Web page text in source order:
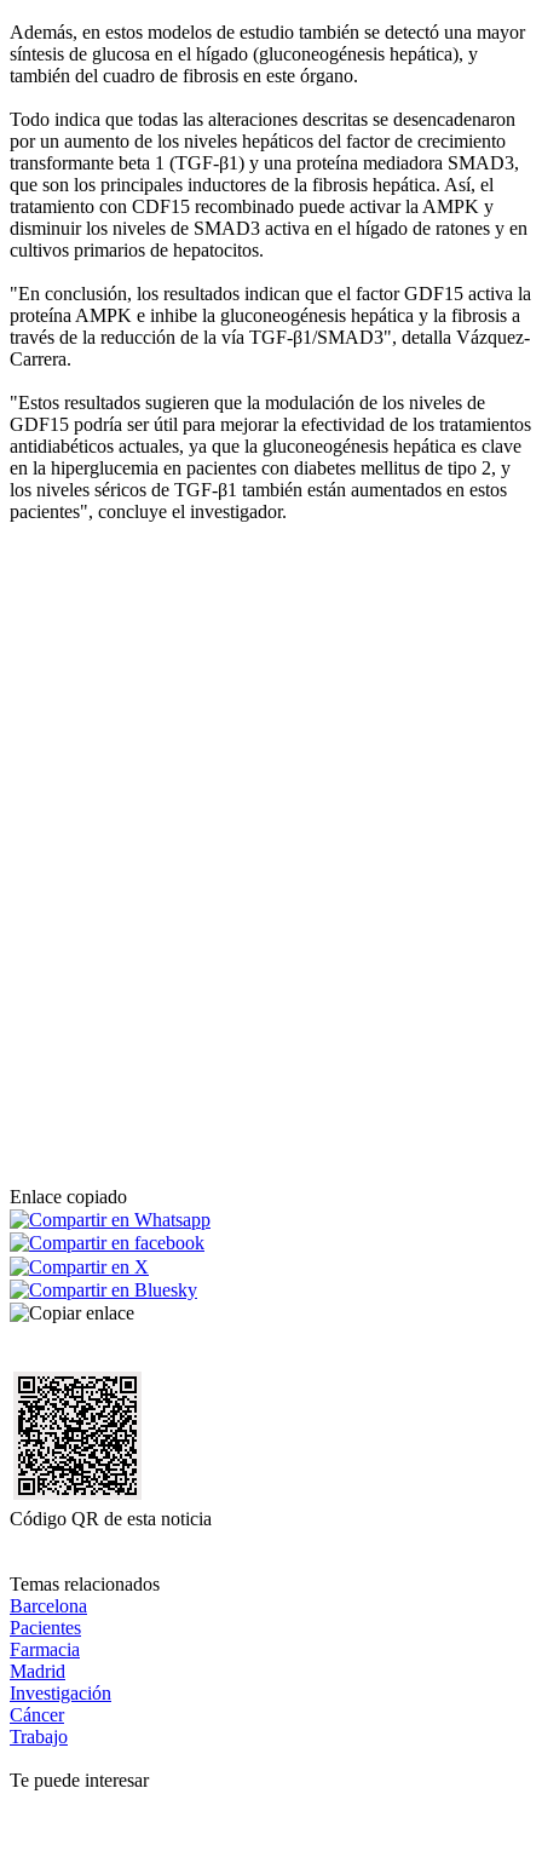
Además, en estos modelos de estudio también se detectó una mayor
síntesis de glucosa en el hígado (gluconeogénesis hepática), y
también del cuadro de fibrosis en este órgano.
Todo indica que todas las alteraciones descritas se desencadenaron
por un aumento de los niveles hepáticos del factor de crecimiento
transformante beta 1 (TGF-β1) y una proteína mediadora SMAD3,
que son los principales inductores de la fibrosis hepática. Así, el
tratamiento con CDF15 recombinado puede activar la AMPK y
disminuir los niveles de SMAD3 activa en el hígado de ratones y en
cultivos primarios de hepatocitos.
"En conclusión, los resultados indican que el factor GDF15 activa la
proteína AMPK e inhibe la gluconeogénesis hepática y la fibrosis a
través de la reducción de la vía TGF-β1/SMAD3", detalla Vázquez-
Carrera.
"Estos resultados sugieren que la modulación de los niveles de
GDF15 podría ser útil para mejorar la efectividad de los tratamientos
antidiabéticos actuales, ya que la gluconeogénesis hepática es clave
en la hiperglucemia en pacientes con diabetes mellitus de tipo 2, y
los niveles séricos de TGF-β1 también están aumentados en estos
pacientes", concluye el investigador.
Enlace copiado
Código QR de esta noticia
Temas relacionados
Barcelona
Pacientes
Farmacia
Madrid
Investigación
Cáncer
Trabajo
Te puede interesar